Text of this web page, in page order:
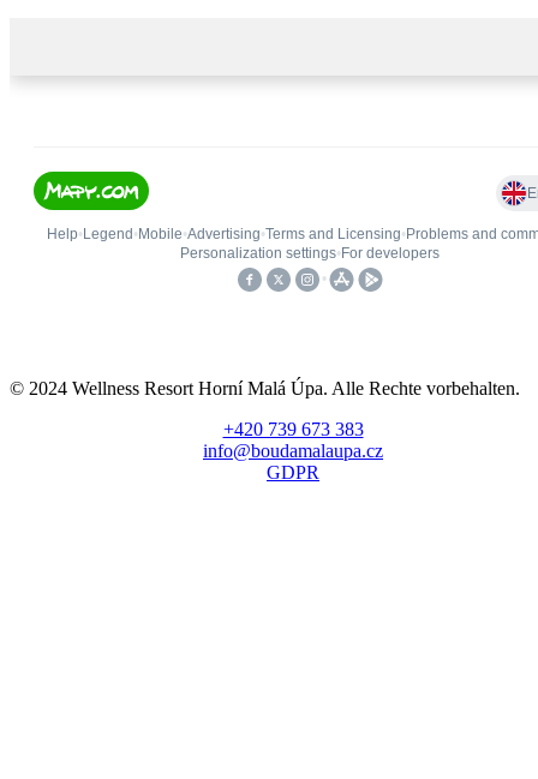
© 2024 Wellness Resort Horní Malá Úpa. Alle Rechte vorbehalten.
+420 739 673 383
info@boudamalaupa.cz
GDPR